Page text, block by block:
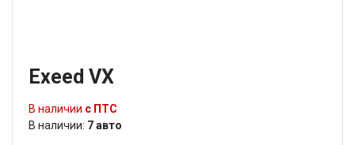
Exeed VX
В наличии с ПТС
В наличии: 7 авто